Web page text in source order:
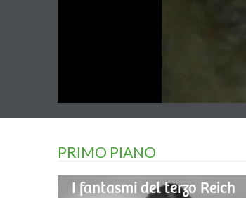
PRIMO PIANO
I fantasmi del terzo Reich